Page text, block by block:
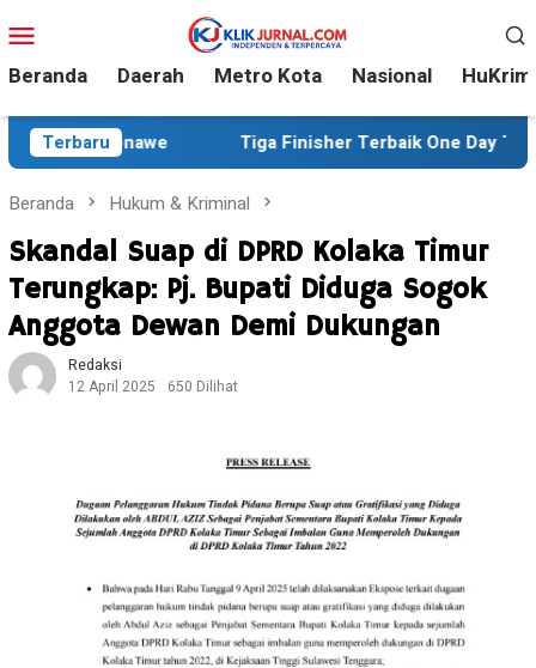
ke
kontenMobile
Beranda Daerah Metro Kota Nasional HuKrim
Terbaru
Tiga Finisher Terbaik One Day Trail Adventure Liwu
Beranda Hukum & Kriminal
Skandal Suap di DPRD Kolaka Timur
Terungkap: Pj. Bupati Diduga Sogok
Anggota Dewan Demi Dukungan
Redaksi
12 April 2025
650 Dilihat